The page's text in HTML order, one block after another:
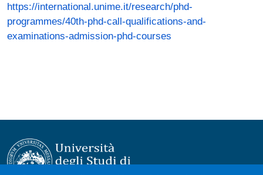
https://international.unime.it/research/phd-
programmes/40th-phd-call-qualifications-and-
examinations-admission-phd-courses